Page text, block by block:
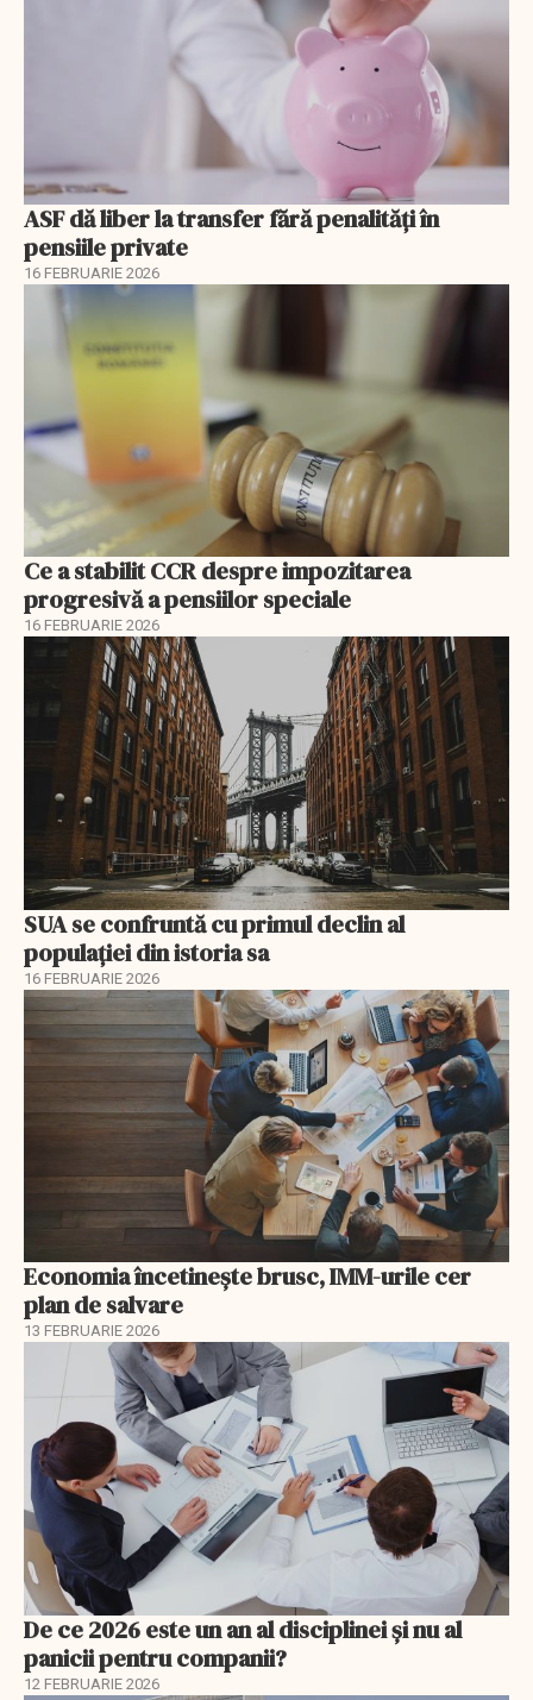
ASF dă liber la transfer fără penalități în
pensiile private
16 FEBRUARIE 2026
Ce a stabilit CCR despre impozitarea
progresivă a pensiilor speciale
16 FEBRUARIE 2026
SUA se confruntă cu primul declin al
populației din istoria sa
16 FEBRUARIE 2026
Economia încetinește brusc, IMM-urile cer
plan de salvare
13 FEBRUARIE 2026
De ce 2026 este un an al disciplinei și nu al
panicii pentru companii?
12 FEBRUARIE 2026